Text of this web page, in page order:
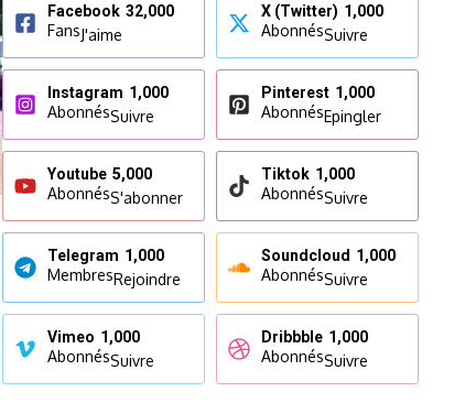
Facebook 32,000
FansJ'aime
X (Twitter) 1,000
AbonnésSuivre
Instagram 1,000
AbonnésSuivre
Pinterest 1,000
AbonnésEpingler
Youtube 5,000
AbonnésS'abonner
Tiktok 1,000
AbonnésSuivre
Telegram 1,000
MembresRejoindre
Soundcloud 1,000
AbonnésSuivre
Vimeo 1,000
AbonnésSuivre
Dribbble 1,000
AbonnésSuivre